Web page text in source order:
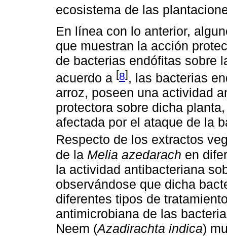
ecosistema de las
En línea con lo anterior,
que muestran la acción
de bacterias endófitas sobre
acuerdo a [8], las bacterias
arroz, poseen una actividad
protectora sobre dicha
afectada por el ataque de la
Respecto de los extractos
de la Melia azedarach en
la actividad antibacteriana
observándose que dicha
diferentes tipos de
antimicrobiana de las
Neem (Azadirachta indica)